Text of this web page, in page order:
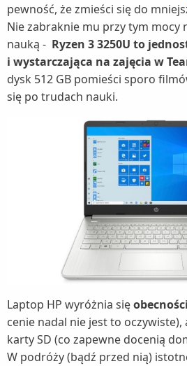
pewność, że zmieści się do
Nie zabraknie mu przy tym mocy
nauką - Ryzen 3 3250U to
i wystarczająca na zajęcia w
dysk 512 GB pomieści sporo
się po trudach nauki.
Laptop HP wyróżnia się
cenie nadal nie jest to oczywiste),
karty SD (co zapewne docenią
W podróży (bądź przed nią)